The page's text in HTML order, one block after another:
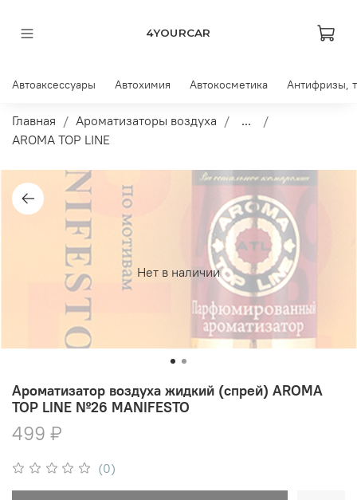
4YOURCAR
Автоаксессуары Автохимия Автокосметика Антифризы,
Главная Ароматизаторы воздуха
...
AROMA TOP LINE
Нет в наличии
(0)
Ароматизатор воздуха жидкий (спрей) AROMA
TOP LINE №26 MANIFESTO
499 ₽